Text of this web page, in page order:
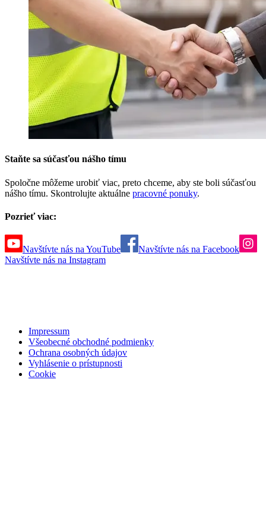
Staňte sa súčasťou nášho tímu
Spoločne môžeme urobiť viac, preto chceme, aby ste boli súčasťou
nášho tímu. Skontrolujte aktuálne pracovné ponuky.
Pozrieť viac:
Navštívte nás na YouTube
Navštívte nás na Facebook
Navštívte nás na Instagram
Impressum
Všeobecné obchodné podmienky
Ochrana osobných údajov
Vyhlásenie o prístupnosti
Cookie